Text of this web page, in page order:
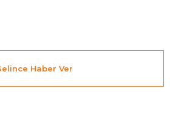
Haber Ver